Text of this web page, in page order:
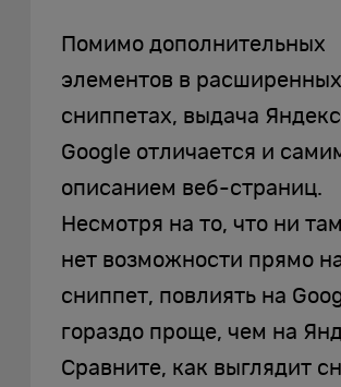
Помимо дополнительных
элементов в расширенных
сниппетах, выдача
Google отличается и
описанием веб-страниц.
Несмотря на то, что ни
нет возможности прямо
сниппет, повлиять на
гораздо проще, чем на
Сравните, как выглядит